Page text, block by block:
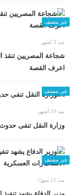
غير مصنف
منذ 3 أشهر
شجاعة المصريين تنقذ
اعرف القصة
غير مصنف
منذ 10 أشهر
وزارة النقل تنفى
غير مصنف
منذ 12 شهرًا